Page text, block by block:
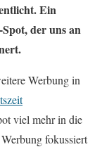
Ein
der uns an
Werbung in
viel mehr in die
fokussiert